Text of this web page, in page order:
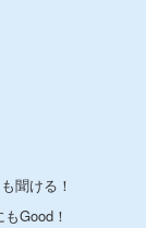
聞ける！
Good！